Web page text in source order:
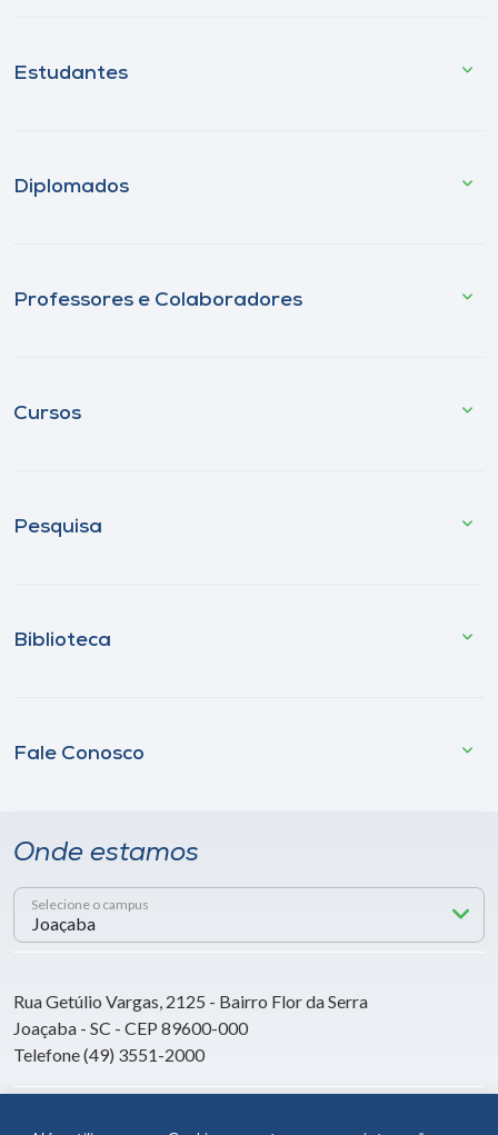
Estudantes
Diplomados
Professores e Colaboradores
Cursos
Pesquisa
Biblioteca
Fale Conosco
Onde estamos
Selecione o campus
Rua Getúlio Vargas, 2125 - Bairro Flor da Serra
Joaçaba - SC - CEP 89600-000
Telefone (49) 3551-2000
Siga a Unoesc